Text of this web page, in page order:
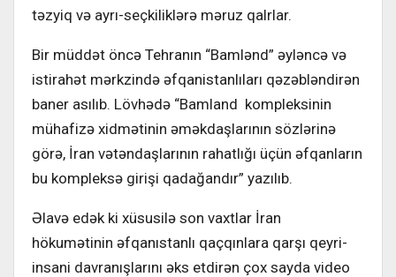
təzyiq və ayrı-seçkiliklərə məruz qalrlar.
Bir müddət öncə Tehranın “Bamlənd” əyləncə və
istirahət mərkzində əfqanistanlıları qəzəbləndirən
baner asılıb. Lövhədə “Bamland kompleksinin
mühafizə xidmətinin əməkdaşlarının sözlərinə
görə, İran vətəndaşlarının rahatlığı üçün əfqanların
bu kompleksə girişi qadağandır” yazılıb.
Əlavə edək ki xüsusilə son vaxtlar İran
hökumətinin əfqanıstanlı qaçqınlara qarşı qeyri-
insani davranışlarını əks etdirən çox sayda video